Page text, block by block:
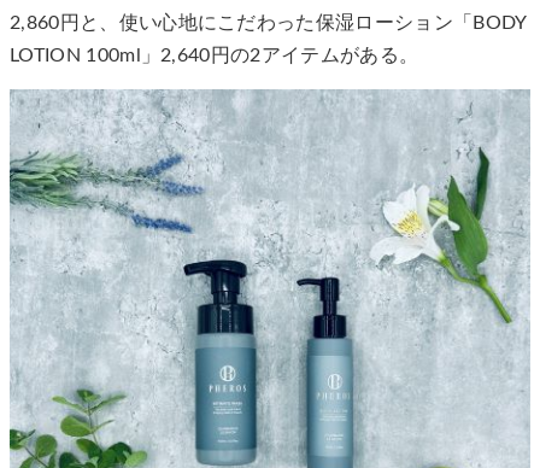
2,860円と、使い心地にこだわった保湿ローション「BODY
LOTION 100ml」2,640円の2アイテムがある。